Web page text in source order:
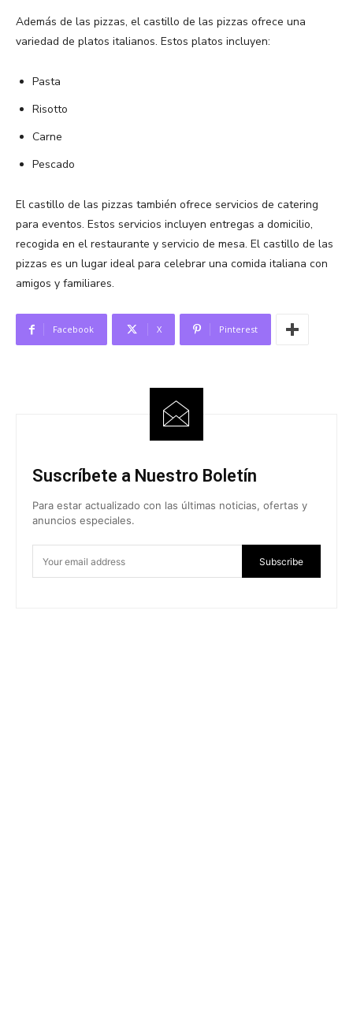
Además de las pizzas, el castillo de las pizzas ofrece una
variedad de platos italianos. Estos platos incluyen:
Pasta
Risotto
Carne
Pescado
El castillo de las pizzas también ofrece servicios de catering
para eventos. Estos servicios incluyen entregas a domicilio,
recogida en el restaurante y servicio de mesa. El castillo de las
pizzas es un lugar ideal para celebrar una comida italiana con
amigos y familiares.
Facebook X Pinterest
Suscríbete a Nuestro Boletín
Para estar actualizado con las últimas noticias, ofertas y
anuncios especiales.
Subscribe